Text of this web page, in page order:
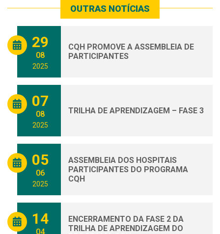
OUTRAS NOTÍCIAS
29
08
2025
CQH PROMOVE A ASSEMBLEIA DE
PARTICIPANTES
07
08
2025
TRILHA DE APRENDIZAGEM – FASE 3
05
06
2025
ASSEMBLEIA DOS HOSPITAIS
PARTICIPANTES DO PROGRAMA
CQH
14
04
ENCERRAMENTO DA FASE 2 DA
TRILHA DE APRENDIZAGEM DO